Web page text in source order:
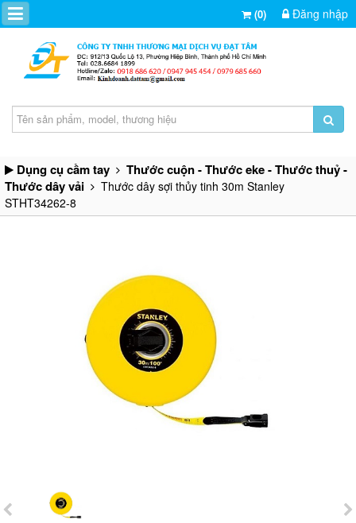
(0) Đăng nhập
Dụng cụ cầm tay
Thước cuộn - Thước eke - Thước thuỷ -
Thước dây vải
Thước dây sợi thủy tinh 30m Stanley
STHT34262-8